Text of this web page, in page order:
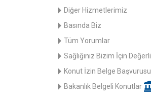
Diğer Hizmetlerimiz
Basında Biz
Tüm Yorumlar
Sağlığınız Bizim İçin Değerli
Konut İzin Belge Başvurusu
Bakanlık Belgeli Konutlar